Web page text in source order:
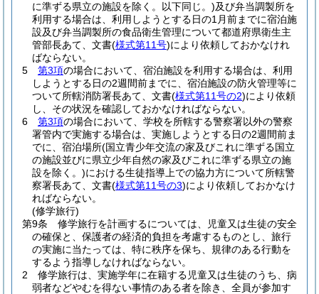
に準ずる県立の施設を除く。以下同じ。)及び弁当調製所を
利用する場合は、利用しようとする日の1月前までに宿泊施
設及び弁当調製所の食品衛生管理について都道府県衛生主
管部長あて、文書(様式第11号)により依頼しておかなけれ
ばならない。
5
第3項の場合において、宿泊施設を利用する場合は、利用
しようとする日の2週間前までに、宿泊施設の防火管理等に
ついて所轄消防署長あて、文書(様式第11号の2)により依頼
し、その状況を確認しておかなければならない。
6
第3項の場合において、学校を所轄する警察署以外の警察
署管内で実施する場合は、実施しようとする日の2週間前ま
でに、宿泊場所(国立青少年交流の家及びこれに準ずる国立
の施設並びに県立少年自然の家及びこれに準ずる県立の施
設を除く。)における生徒指導上での協力方について所轄警
察署長あて、文書(様式第11号の3)により依頼しておかなけ
ればならない。
(修学旅行)
第9条
修学旅行を計画するについては、児童又は生徒の安全
の確保と、保護者の経済的負担を考慮するものとし、旅行
の実施に当たっては、特に秩序を保ち、規律のある行動を
するよう指導しなければならない。
2
修学旅行は、実施学年に在籍する児童又は生徒のうち、病
弱者などやむを得ない事情のある者を除き、全員が参加す